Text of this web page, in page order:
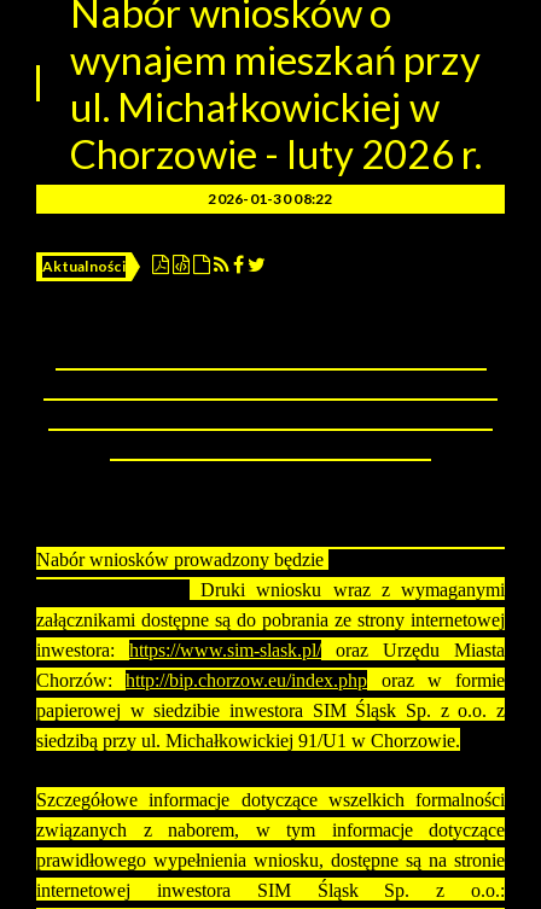
Nabór wniosków o
wynajem mieszkań przy
ul. Michałkowickiej w
Chorzowie - luty 2026 r.
2026-01-30 08:22
Aktualności
Nabór wniosków prowadzony będzie
Druki wniosku wraz z wymaganymi
załącznikami dostępne są do pobrania ze strony internetowej
inwestora: https://www.sim-slask.pl/ oraz Urzędu Miasta
Chorzów:http://bip.chorzow.eu/index.php oraz w formie
papierowej w siedzibie inwestora SIM Śląsk Sp. z o.o. z
siedzibą przy ul. Michałkowickiej 91/U1 w Chorzowie.
Szczegółowe informacje dotyczące wszelkich formalności
związanych z naborem, w tym informacje dotyczące
prawidłowego wypełnienia wniosku, dostępne są na stronie
internetowej inwestora SIM Śląsk Sp. z o.o.: